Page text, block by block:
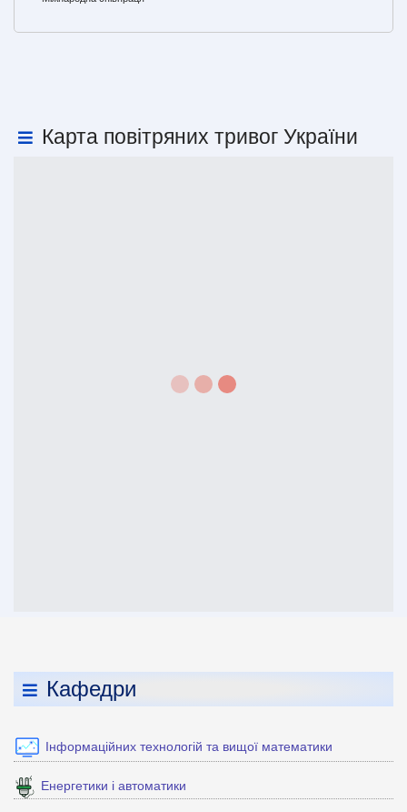
Карта повітряних тривог України
Кафедри
Інформаційних технологій та вищої математики
Енергетики і автоматики